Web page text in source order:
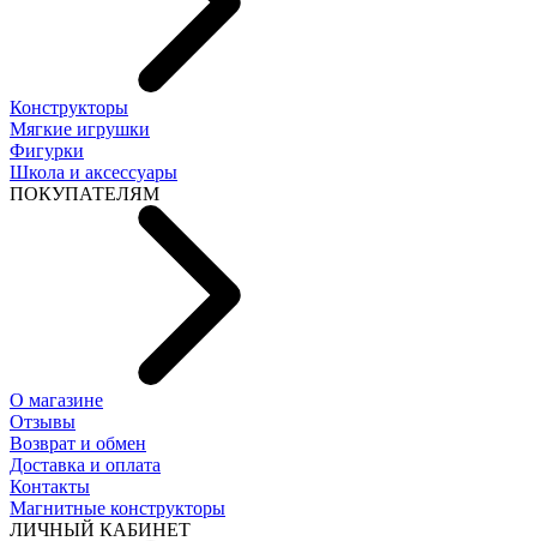
Конструкторы
Мягкие игрушки
Фигурки
Школа и аксессуары
ПОКУПАТЕЛЯМ
О магазине
Отзывы
Возврат и обмен
Доставка и оплата
Контакты
Магнитные конструкторы
ЛИЧНЫЙ КАБИНЕТ